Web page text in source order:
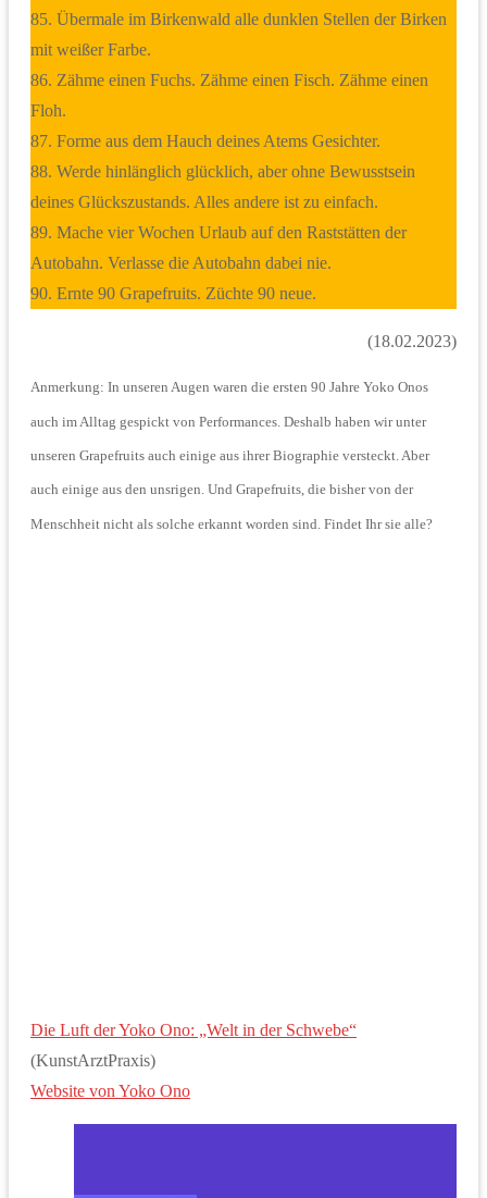
85. Übermale im Birkenwald alle dunklen Stellen der Birken
mit weißer Farbe.
86. Zähme einen Fuchs. Zähme einen Fisch. Zähme einen
Floh.
87. Forme aus dem Hauch deines Atems Gesichter.
88. Werde hinlänglich glücklich, aber ohne Bewusstsein
deines Glückszustands. Alles andere ist zu einfach.
89. Mache vier Wochen Urlaub auf den Raststätten der
Autobahn. Verlasse die Autobahn dabei nie.
90. Ernte 90 Grapefruits. Züchte 90 neue.
(18.02.2023)
Anmerkung: In unseren Augen waren die ersten 90 Jahre Yoko Onos
auch im Alltag gespickt von Performances. Deshalb haben wir unter
unseren Grapefruits auch einige aus ihrer Biographie versteckt. Aber
auch einige aus den unsrigen. Und Grapefruits, die bisher von der
Menschheit nicht als solche erkannt worden sind. Findet Ihr sie alle?
Die Luft der Yoko Ono: „Welt in der Schwebe“
(KunstArztPraxis)
Website von Yoko Ono